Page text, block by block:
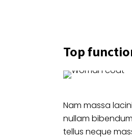
Top
Nam massa
nullam
tellus neque